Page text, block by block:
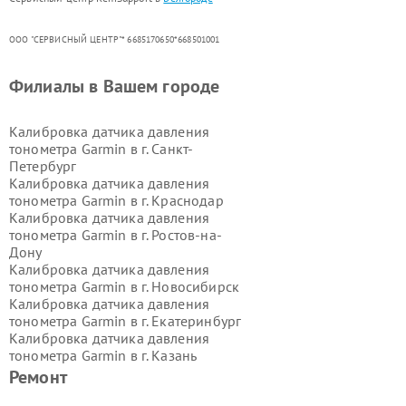
ООО "СЕРВИСНЫЙ ЦЕНТР"* 6685170650*668501001
Ремонт
Филиалы в Вашем городе
Калибровка датчика давления
тонометра Garmin в г. Санкт-
Петербург
Калибровка датчика давления
тонометра Garmin в г. Краснодар
Калибровка датчика давления
тонометра Garmin в г. Ростов-на-
Дону
Калибровка датчика давления
тонометра Garmin в г. Новосибирск
Калибровка датчика давления
тонометра Garmin в г. Екатеринбург
Калибровка датчика давления
тонометра Garmin в г. Казань
Калибровка датчика давления
тонометра Garmin в г.